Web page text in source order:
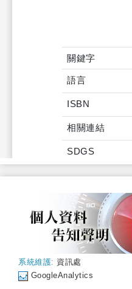
關鍵字
語言
ISBN
相關連結
SDGS
系統維護: 資訊處
GoogleAnalytics